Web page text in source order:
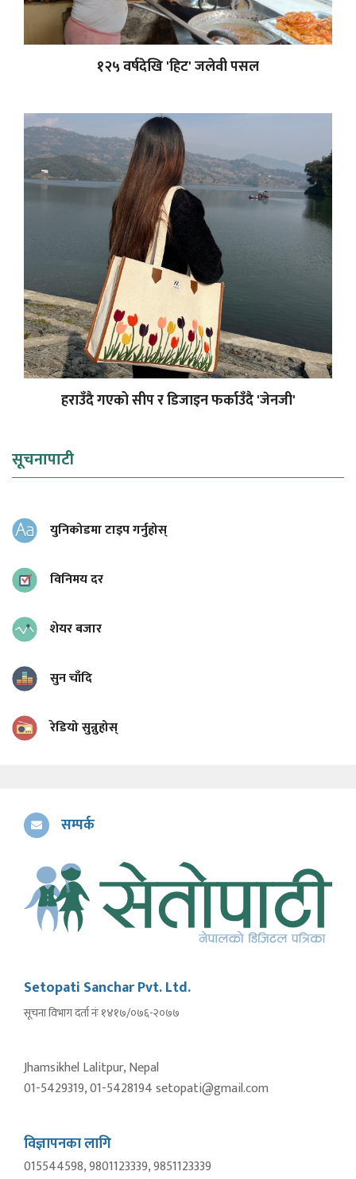
१२५ वर्षदेखि 'हिट' जलेवी पसल
हराउँदै गएको सीप र डिजाइन फर्काउँदै 'जेनजी'
सूचनापाटी
युनिकोडमा टाइप गर्नुहोस्
विनिमय दर
शेयर बजार
सुन चाँदि
रेडियो सुन्नुहोस्
सम्पर्क
Setopati Sanchar Pvt. Ltd.
सूचना विभाग दर्ता नंः १४१७/०७६-२०७७
Jhamsikhel Lalitpur, Nepal
01-5429319, 01-5428194 setopati@gmail.com
विज्ञापनका लागि
015544598, 9801123339, 9851123339